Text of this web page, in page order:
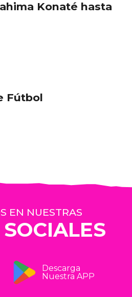
Konaté hasta
Fútbol
EN NUESTRAS
Descarga
Nuestra APP